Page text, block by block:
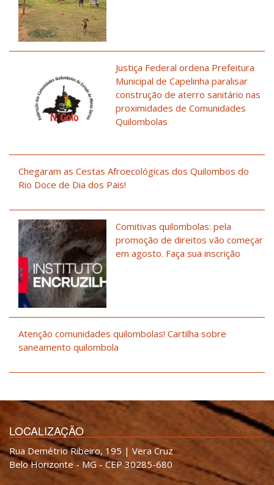
Justiça Federal ordena Prefeitura
Municipal de Capelinha paralisar
construção de aterro sanitário nas
proximidades de Comunidades
Quilombolas
Chegaram as Cestas Afroecológicas dos Quilombos do
Rio Doce de Dia dos Pais!
Comitivas quilombolas: pela
promoção de direitos vão começar
em agosto. Faça sua inscrição
Atenção comunidades quilombolas! Cartilha sobre
saneamento quilombola
LOCALIZAÇÃO
Rua Demétrio Ribeiro, 195 | Vera Cruz
Belo Horizonte - MG - CEP 30285-680